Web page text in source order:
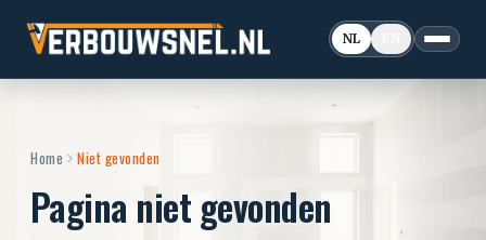
NL
Home Niet gevonden
Pagina niet gevonden